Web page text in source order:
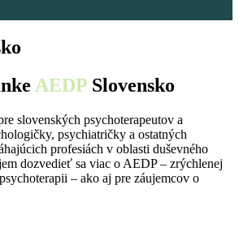
AEDP Slovensko
slovenských psychoterapeutov a
psychiatričky a ostatných
profesiách v oblasti duševného
dozvedieť sa viac o AEDP – zrýchlenej
– ako aj pre záujemcov o